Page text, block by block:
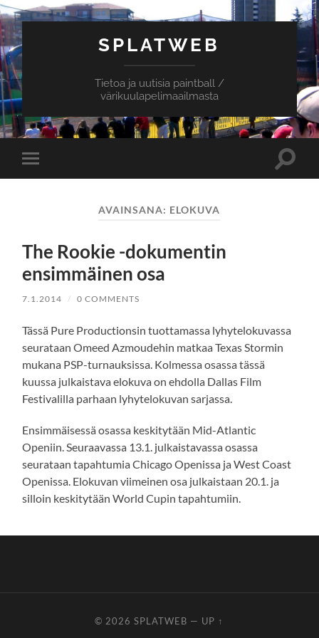
SPLATWEB
Tietoa ja uutisia paintball /
värikuulapelimaailmasta
Toggle
mobile
Toggle
AVAINSANA: ELOKUVA
The Rookie -dokumentin
ensimmäinen osa
7.1.2014 / 0 COMMENTS
Tässä Pure Productionsin tuottamassa lyhytelokuvassa
seurataan Omeed Azmoudehin matkaa Texas Stormin
mukana PSP-turnauksissa. Kolmessa osassa tässä
kuussa julkaistava elokuva on ehdolla Dallas Film
Festivalilla parhaan lyhytelokuvan sarjassa.
Ensimmäisessä osassa keskitytään Mid-Atlantic
Openiin. Seuraavassa 13.1. julkaistavassa osassa
seurataan tapahtumia Chicago Openissa ja West Coast
Openissa. Elokuvan viimeinen osa julkaistaan 20.1. ja
silloin keskitytään World Cupin tapahtumiin.
© 2026SPLATWEB — UP ↑